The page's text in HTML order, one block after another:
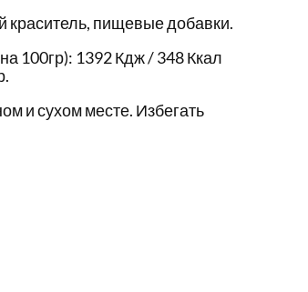
краситель, пищевые добавки.
100гр): 1392 Кдж / 348 Ккал
и сухом месте. Избегать